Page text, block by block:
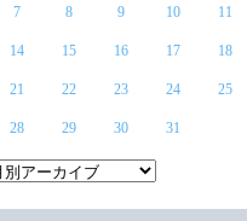
7 8 9 10 11
14 15 16 17 18
21 22 23 24 25
28 29 30 31